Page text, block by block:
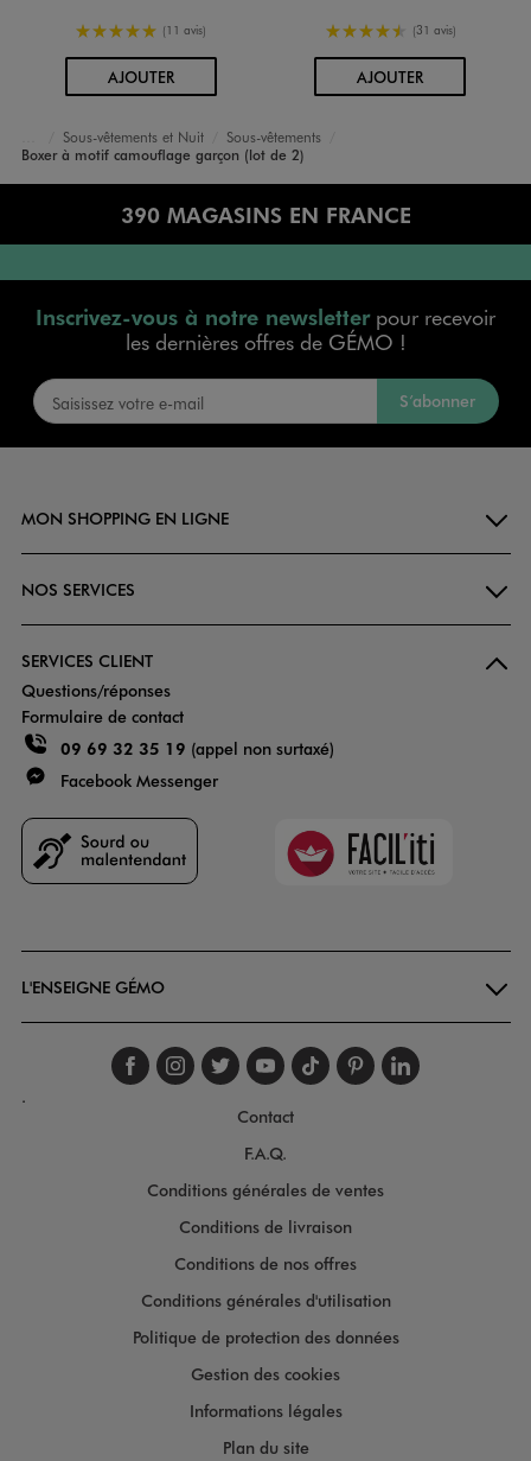
5/5 de moyenne
(11 avis)
AJOUTERAU PANIER
4.5/5 de moyenne
(31 avis)
AJOUTERAU PANIER
Accueil
Garçon
Sous-vêtements et Nuit
Sous-vêtements
Boxer à motif camouflage garçon (lot de 2)
390 MAGASINS EN FRANCE
Inscrivez-vous à notre newsletterpour recevoir
les dernières offres de GÉMO !
S’abonner
MON SHOPPING EN LIGNE
NOS SERVICES
SERVICES CLIENT
Questions/réponses
Formulaire de contact
09 69 32 35 19 (appel non surtaxé)
Facebook Messenger
Faciliti
L'ENSEIGNE GÉMO
Suivez-nous sur
Suivez-nous sur
Suivez-nous sur
Suivez-nous
Suivez-nous
Suivez-
.
Contact
F.A.Q.
Conditions générales de ventes
Conditions de livraison
Conditions de nos offres
Conditions générales d'utilisation
Politique de protection des données
Gestion des cookies
Informations légales
Plan du site